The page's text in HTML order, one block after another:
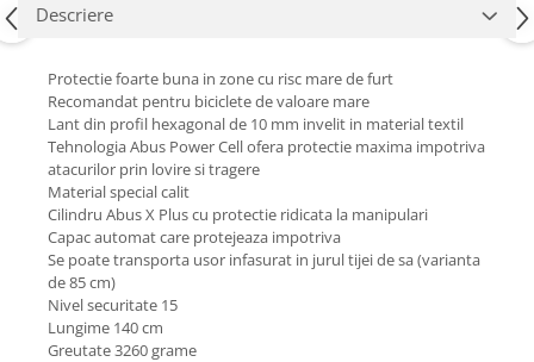
Descriere
Protectie foarte buna in zone cu risc mare de furt
Recomandat pentru biciclete de valoare mare
Lant din profil hexagonal de 10 mm invelit in material textil
Tehnologia Abus Power Cell ofera protectie maxima impotriva
atacurilor prin lovire si tragere
Material special calit
Cilindru Abus X Plus cu protectie ridicata la manipulari
Capac automat care protejeaza impotriva
Se poate transporta usor infasurat in jurul tijei de sa (varianta
de 85 cm)
Nivel securitate 15
Lungime 140 cm
Greutate 3260 grame